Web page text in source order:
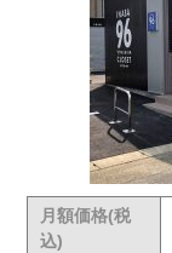
月額価格(税
込)